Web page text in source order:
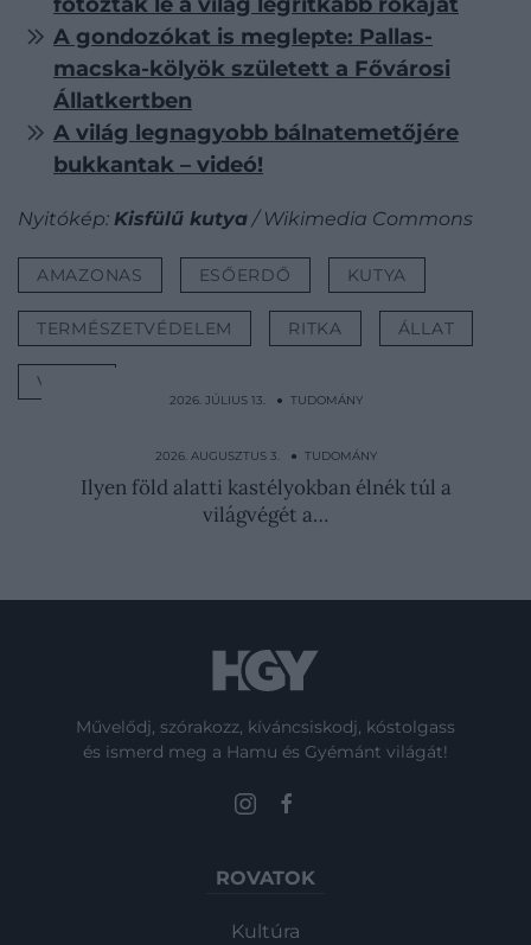
A gondozókat is meglepte: Pallas-
macska-kölyök született a Fővárosi
Állatkertben
A világ legnagyobb bálnatemetőjére
bukkantak – videó!
Nyitókép: Kisfülű kutya / Wikimedia Commons
AMAZONAS ESŐERDŐ KUTYA
TERMÉSZETVÉDELEM RITKA ÁLLAT
VIDEÓ
2026. JÚLIUS 13. ● TUDOMÁNY
halálbüntetés: ilyen egy…
2026. AUGUSZTUS 3. ● TUDOMÁNY
Ilyen föld alatti kastélyokban élnék túl a
világvégét a…
Művelődj, szórakozz, kíváncsiskodj, kóstolgass
és ismerd meg a Hamu és Gyémánt világát!
ROVATOK
Kultúra